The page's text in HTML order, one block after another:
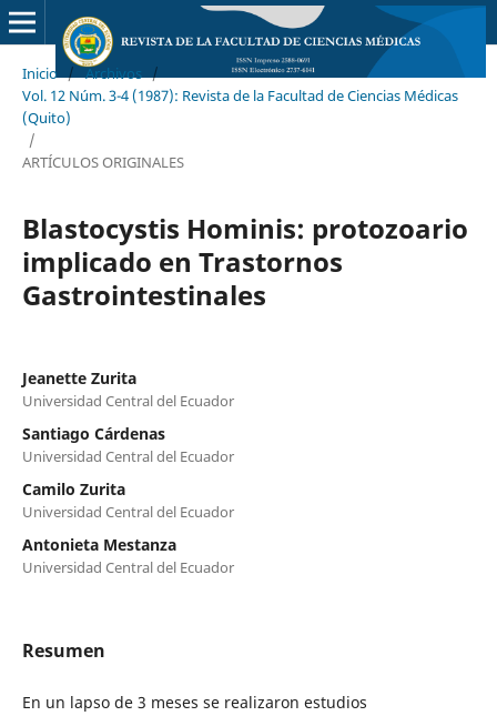
Inicio / Archivos /
Vol. 12 Núm. 3-4 (1987): Revista de la Facultad de Ciencias Médicas
(Quito)
/
ARTÍCULOS ORIGINALES
Blastocystis Hominis: protozoario
implicado en Trastornos
Gastrointestinales
Jeanette Zurita
Universidad Central del Ecuador
Santiago Cárdenas
Universidad Central del Ecuador
Camilo Zurita
Universidad Central del Ecuador
Antonieta Mestanza
Universidad Central del Ecuador
Resumen
En un lapso de 3 meses se realizaron estudios